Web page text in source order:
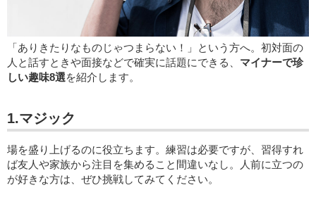
「ありきたりなものじゃつまらない！」という方へ。初対面の
人と話すときや面接などで確実に話題にできる、 マイナーで珍
しい趣味8選を紹介します。
1.マジック
場を盛り上げるのに役立ちます。練習は必要ですが、習得すれ
ば友人や家族から注目を集めること間違いなし。人前に立つの
が好きな方は、ぜひ挑戦してみてください。